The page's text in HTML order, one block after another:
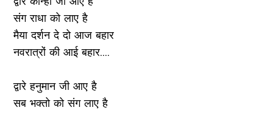
संग राधा को लाए है
मैया दर्शन दे दो आज बहार
नवरात्रों की आई बहार....
द्वारे हनुमान जी आए है
सब भक्तो को संग लाए है